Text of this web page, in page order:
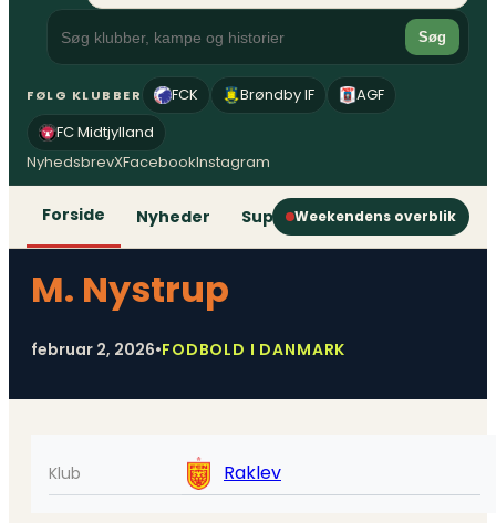
Søg
FØLG KLUBBER FCK Brøndby IF
AGF
FC Midtjylland
NyhedsbrevXFacebookInstagram
Forside Nyheder Superliga 1. Division 2.
Weekendens overblik
M. Nystrup
februar 2, 2026•FODBOLD I DANMARK
Klub Raklev